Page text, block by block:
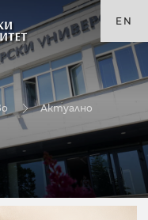
EN
Актуално